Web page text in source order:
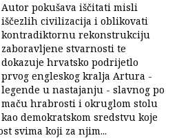
Autor pokušava iščitati misli
iščezlih civilizacija i oblikovati
kontradiktornu rekonstrukciju
zaboravljene stvarnosti te
dokazuje hrvatsko podrijetlo
prvog engleskog kralja Artura -
legende u nastajanju - slavnog po
maču hrabrosti i okruglom stolu
kao demokratskom sredstvu koje
svima koji za njim...